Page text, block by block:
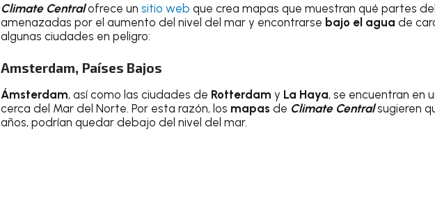
Climate Centralofrece un sitio web que crea mapas que muestran qué partes
amenazadas por el aumento del nivel del mar y encontrarse bajo el agua de
algunas ciudades en peligro:
Amsterdam, Países Bajos
Ámsterdam, así como las ciudades de Rotterdam y La Haya, se encuentran en
cerca del Mar del Norte. Por esta razón, los mapas de Climate Centralsugieren
años, podrían quedar debajo del nivel del mar.